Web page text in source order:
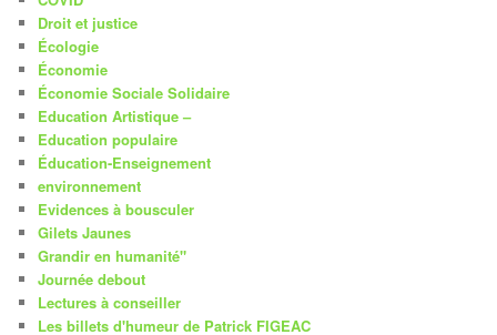
Droit et justice
Écologie
Économie
Économie Sociale Solidaire
Education Artistique –
Education populaire
Éducation-Enseignement
environnement
Evidences à bousculer
Gilets Jaunes
Grandir en humanité"
Journée debout
Lectures à conseiller
Les billets d'humeur de Patrick FIGEAC